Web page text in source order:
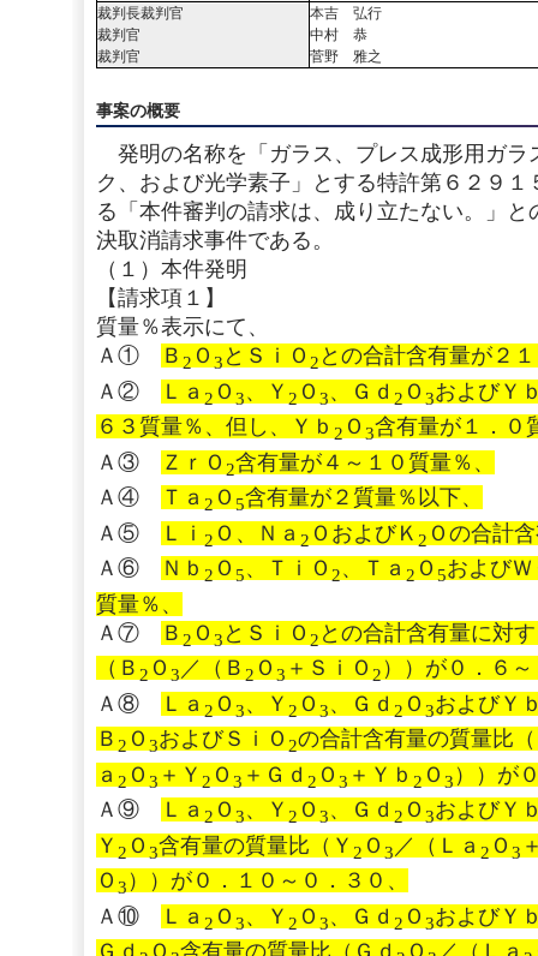
裁判長裁判官
裁判官
裁判官
本吉 弘行
中村 恭
菅野 雅之
事案の概要
発明の名称を「ガラス、プレス成形用ガラ
ク、および光学素子」とする特許第６２９
る「本件審判の請求は、成り立たない。」
決取消請求事件である。
（１）本件発明
【請求項１】
質量％表示にて、
Ａ①
Ｂ 2 Ｏ 3 とＳｉＯ 2 との合計含有量が２
Ａ②
Ｌａ 2 Ｏ 3、Ｙ 2 Ｏ 3、Ｇｄ 2 Ｏ 3およびＹ
６３質量％、但し、Ｙｂ 2 Ｏ 3含有量が１．０
Ａ③
ＺｒＯ 2含有量が４～１０質量％、
Ａ④
Ｔａ 2 Ｏ 5含有量が２質量％以下、
Ａ⑤
Ｌｉ 2 Ｏ、Ｎａ 2 ＯおよびＫ 2 Ｏの合計
Ａ⑥
Ｎｂ 2 Ｏ 5、ＴｉＯ 2、Ｔａ 2 Ｏ 5およびＷ
質量％、
Ａ⑦
Ｂ 2 Ｏ 3 とＳｉＯ 2 との合計含有量に対
（Ｂ 2 Ｏ 3 ／（Ｂ 2 Ｏ 3 ＋ＳｉＯ 2 ））が０．６
Ａ⑧
Ｌａ 2 Ｏ 3、Ｙ 2 Ｏ 3、Ｇｄ 2 Ｏ 3およびＹ
Ｂ 2 Ｏ 3およびＳｉＯ 2の合計含有量の質量比
ａ 2 Ｏ 3 ＋Ｙ 2 Ｏ 3 ＋Ｇｄ 2 Ｏ 3 ＋Ｙｂ 2 Ｏ 3 ））が
Ａ⑨
Ｌａ 2 Ｏ 3、Ｙ 2 Ｏ 3、Ｇｄ 2 Ｏ 3およびＹ
Ｙ 2 Ｏ 3含有量の質量比（Ｙ 2 Ｏ 3 ／（Ｌａ 2 Ｏ 3
Ｏ 3 ））が０．１０～０．３０、
Ａ⑩
Ｌａ 2 Ｏ 3、Ｙ 2 Ｏ 3、Ｇｄ 2 Ｏ 3およびＹ